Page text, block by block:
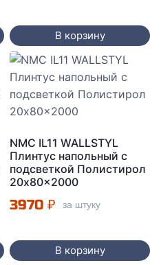
В корзину
NMC IL11 WALLSTYL
Плинтус напольный с
подсветкой Полистирол
20x80x2000
3970 ₽ за штуку
В корзину